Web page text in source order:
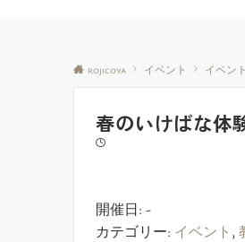
rojicoya イベント イベント
春のいけばな体
開催日: -
カテゴリー: イベント ,